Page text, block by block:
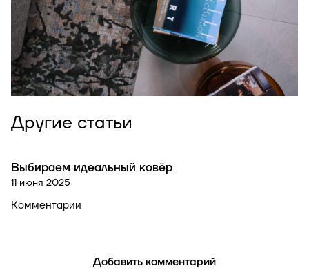
Другие статьи
Советы покупателям
Выбираем идеальный ковёр
11 июня 2025
Комментарии
Добавить комментарий